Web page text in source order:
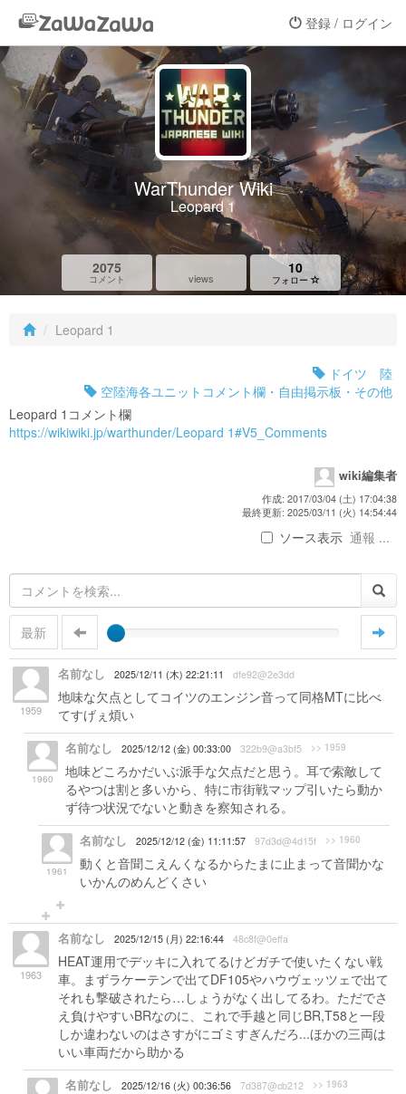
登録 / ログイン
WarThunder Wiki
Leopard 1
2075
コメント views
10
フォロー
Leopard 1
ドイツ 陸
空陸海各ユニットコメント欄・自由掲示板・その他
Leopard 1コメント欄
https://wikiwiki.jp/warthunder/Leopard 1#V5_Comments
wiki編集者
作成: 2017/03/04 (土) 17:04:38
最終更新: 2025/03/11 (火) 14:54:44
ソース表示 通報 ...
最新
1959
名前なし 2025/12/11 (木) 22:21:11 dfe92@2e3dd
地味な欠点としてコイツのエンジン音って同格MTに比べ
てすげぇ煩い
1960
名前なし 2025/12/12 (金) 00:33:00 322b9@a3bf5 >> 1959
地味どころかだいぶ派手な欠点だと思う。耳で索敵して
るやつは割と多いから、特に市街戦マップ引いたら動か
ず待つ状況でないと動きを察知される。
1961
名前なし 2025/12/12 (金) 11:11:57 97d3d@4d15f >> 1960
動くと音聞こえんくなるからたまに止まって音聞かな
いかんのめんどくさい
1963
名前なし 2025/12/15 (月) 22:16:44 48c8f@0effa
HEAT運用でデッキに入れてるけどガチで使いたくない戦
車。まずラケーテンで出てDF105やハウヴェッツェで出て
それも撃破されたら…しょうがなく出してるわ。ただでさ
え負けやすいBRなのに、これで手越と同じBR,T58と一段
しか違わないのはさすがにゴミすぎんだろ...ほかの三両は
いい車両だから助かる
名前なし 2025/12/16 (火) 00:36:56 7d387@cb212 >> 1963